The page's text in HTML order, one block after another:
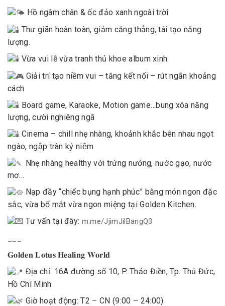
Hồ ngâm chân & ốc đảo xanh ngoài trời
Thư giãn hoàn toàn, giảm căng thẳng, tái tạo năng
lượng.
Vừa vui lễ vừa tranh thủ khoe album xinh
Giải trí tạo niềm vui – tăng kết nối – rút ngắn khoảng
cách
Board game, Karaoke, Motion game…bung xõa năng
lượng, cười nghiêng ngã
Cinema – chill nhẹ nhàng, khoảnh khắc bên nhau ngọt
ngào, ngập tràn kỷ niệm
Nhẹ nhàng healthy với trứng nướng, nước gạo, nước
mơ…
Nạp đầy “chiếc bụng hạnh phúc” bằng món ngon đặc
sắc, vừa bổ mắt vừa ngon miệng tại Golden Kitchen.
Tư vấn tại đây: m.me/JjimJilBangQ3
𝐆𝐨𝐥𝐝𝐞𝐧 𝐋𝐨𝐭𝐮𝐬 𝐇𝐞𝐚𝐥𝐢𝐧𝐠 𝐖𝐨𝐫𝐥𝐝
Địa chỉ: 16A đường số 10, P. Thảo Điền, Tp. Thủ Đức,
Hồ Chí Minh
Giờ hoạt động: T2 – CN (9:00 – 24:00)